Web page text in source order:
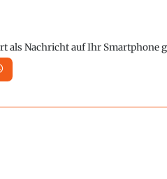
als Nachricht auf Ihr Smartphone